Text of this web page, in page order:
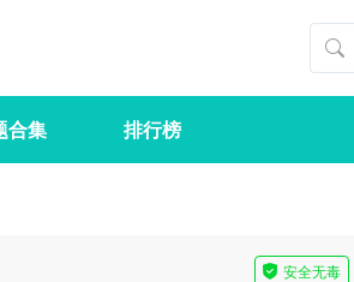
合集 排行榜
安全无毒